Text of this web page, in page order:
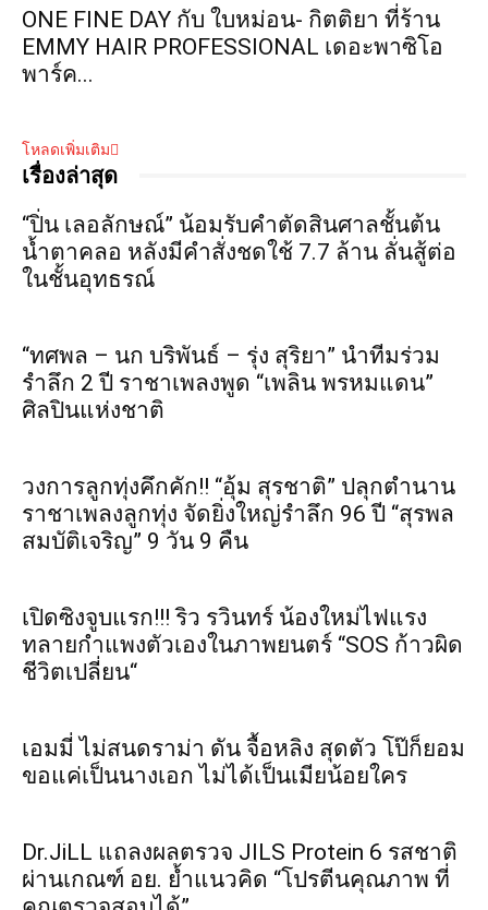
ONE FINE DAY กับ ใบหม่อน- กิตติยา ที่ร้าน
EMMY HAIR PROFESSIONAL เดอะพาซิโอ
พาร์ค...
โหลดเพิ่มเติม
เรื่องล่าสุด
“ปิ่น เลอลักษณ์” น้อมรับคำตัดสินศาลชั้นต้น
น้ำตาคลอ หลังมีคำสั่งชดใช้ 7.7 ล้าน ลั่นสู้ต่อ
ในชั้นอุทธรณ์
“ทศพล – นก บริพันธ์ – รุ่ง สุริยา” นำทีมร่วม
รำลึก 2 ปี ราชาเพลงพูด “เพลิน พรหมแดน”
ศิลปินแห่งชาติ
วงการลูกทุ่งคึกคัก!! “อุ้ม สุรชาติ” ปลุกตำนาน
ราชาเพลงลูกทุ่ง จัดยิ่งใหญ่รำลึก 96 ปี “สุรพล
สมบัติเจริญ” 9 วัน 9 คืน
เปิดซิงจูบแรก!!! ริว รวินทร์ น้องใหม่ไฟแรง
ทลายกำแพงตัวเองในภาพยนตร์ “SOS ก้าวผิด
ชีวิตเปลี่ยน“
เอมมี่ ไม่สนดราม่า ดัน จื้อหลิง สุดตัว โป๊ก็ยอม
ขอแค่เป็นนางเอก ไม่ได้เป็นเมียน้อยใคร
Dr.JiLL แถลงผลตรวจ JILS Protein 6 รสชาติ
ผ่านเกณฑ์ อย. ย้ำแนวคิด “โปรตีนคุณภาพ ที่